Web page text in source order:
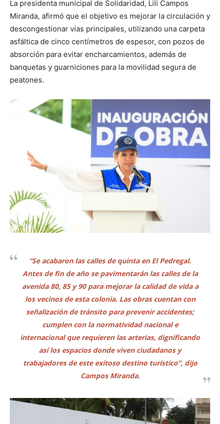
La presidenta municipal de Solidaridad, Lili Campos
Miranda, afirmó que el objetivo es mejorar la circulación y
descongestionar vías principales, utilizando una carpeta
asfáltica de cinco centímetros de espesor, con pozos de
absorción para evitar encharcamientos, además de
banquetas y guarniciones para la movilidad segura de
peatones.
“Se acabaron las calles de quinta en El Pedregal.
Antes de fin de año se pavimentarán las calles de la
avenida 80, 85 y 90 para mejorar la calidad de vida a
los vecinos de esta colonia. Las obras cuentan con
señalización de tránsito para prevenir accidentes;
cumplen con la normatividad nacional e
internacional que requieren las arterias, dignificando
así los espacios donde viven ciudadanos y
trabajadores de este exitoso destino turístico”, dijo
Campos Miranda.